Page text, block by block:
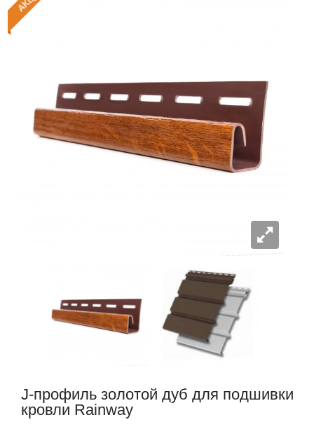
J-профиль золотой дуб для подшивки
кровли Rainway